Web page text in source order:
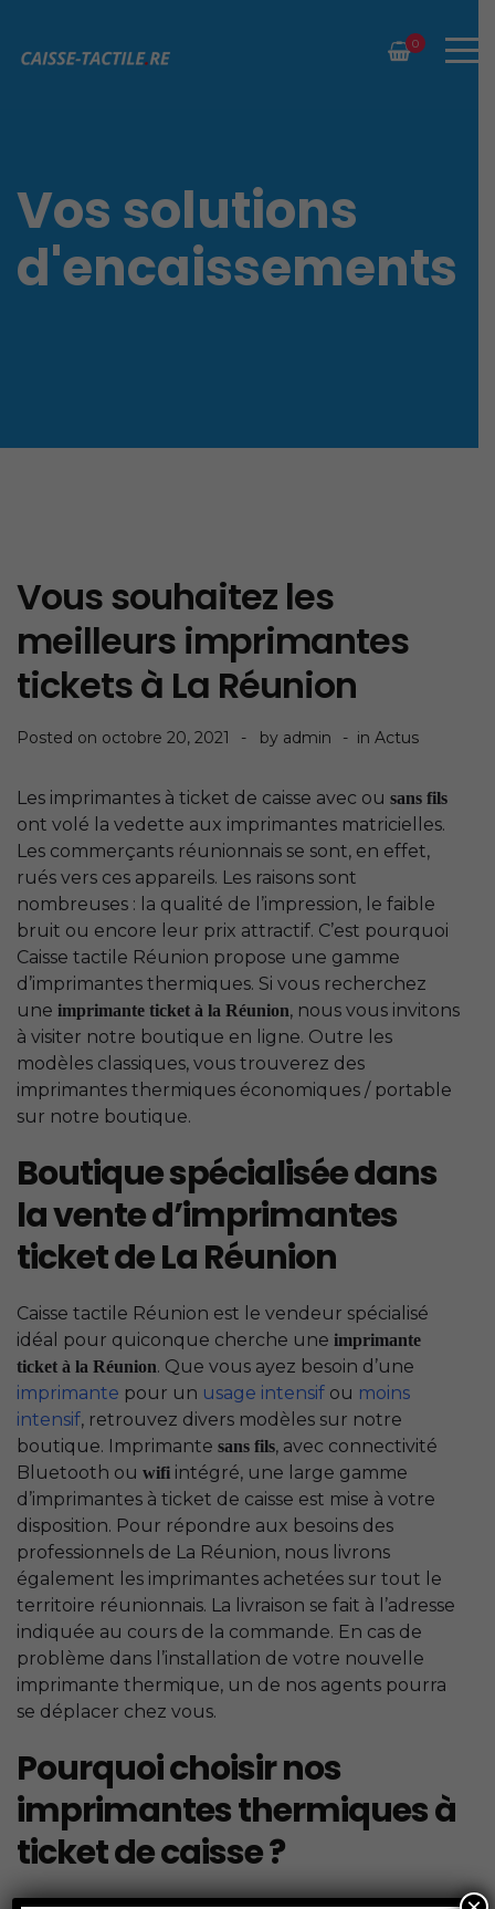
0
Vos solutions
d'encaissements
Vous souhaitez les
meilleurs imprimantes
tickets à La Réunion
Posted on octobre 20, 2021 by admin in Actus
Les imprimantes à ticket de caisse avec ou sans fils
ont volé la vedette aux imprimantes matricielles.
Les commerçants réunionnais se sont, en effet,
rués vers ces appareils. Les raisons sont
nombreuses : la qualité de l’impression, le faible
bruit ou encore leur prix attractif. C’est pourquoi
Caisse tactile Réunion propose une gamme
d’imprimantes thermiques. Si vous recherchez
une imprimante ticket à la Réunion, nous vous invitons
à visiter notre boutique en ligne. Outre les
modèles classiques, vous trouverez des
imprimantes thermiques économiques / portable
sur notre boutique.
Boutique spécialisée dans
la vente d’imprimantes
ticket de La Réunion
Caisse tactile Réunion est le vendeur spécialisé
idéal pour quiconque cherche une imprimante
ticket à la Réunion. Que vous ayez besoin d’une
imprimante pour un usage intensif ou moins
intensif, retrouvez divers modèles sur notre
boutique. Imprimante sans fils, avec connectivité
Bluetooth ou wifi intégré, une large gamme
d’imprimantes à ticket de caisse est mise à votre
disposition. Pour répondre aux besoins des
professionnels de La Réunion, nous livrons
également les imprimantes achetées sur tout le
territoire réunionnais. La livraison se fait à l’adresse
indiquée au cours de la commande. En cas de
problème dans l’installation de votre nouvelle
imprimante thermique, un de nos agents pourra
se déplacer chez vous.
Pourquoi choisir nos
imprimantes thermiques à
ticket de caisse ?